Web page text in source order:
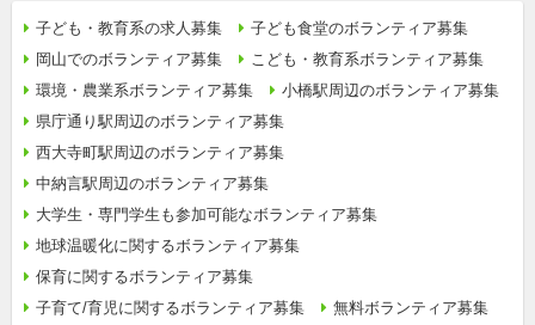
子ども・教育系の求人募集
子ども食堂のボランティア募集
岡山でのボランティア募集
こども・教育系ボランティア募集
環境・農業系ボランティア募集
小橋駅周辺のボランティア募集
県庁通り駅周辺のボランティア募集
西大寺町駅周辺のボランティア募集
中納言駅周辺のボランティア募集
大学生・専門学生も参加可能なボランティア募集
地球温暖化に関するボランティア募集
保育に関するボランティア募集
子育て/育児に関するボランティア募集
無料ボランティア募集